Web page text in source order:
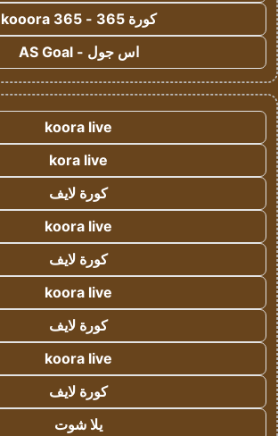
كورة 365 - kooora 365
اس جول - AS Goal
koora live
kora live
كورة لايف
koora live
كورة لايف
koora live
كورة لايف
koora live
كورة لايف
يلا شوت